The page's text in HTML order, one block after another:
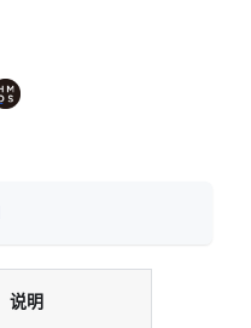
说明